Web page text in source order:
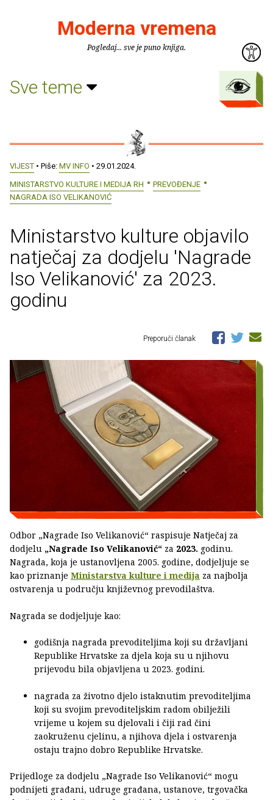
Moderna vremena
Pogledaj... sve je puno knjiga.
Sve teme
VIJEST • Piše: MV INFO • 29.01.2024.
MINISTARSTVO KULTURE I MEDIJA RH
PREVOĐENJE
NAGRADA ISO VELIKANOVIĆ
Ministarstvo kulture objavilo
natječaj za dodjelu 'Nagrade
Iso Velikanović' za 2023.
godinu
Preporuči članak
Odbor „Nagrade Iso Velikanović“ raspisuje Natječaj za
dodjelu „Nagrade Iso Velikanović“ za 2023. godinu.
Nagrada, koja je ustanovljena 2005. godine, dodjeljuje se
kao priznanje Ministarstva kulture i medija za najbolja
ostvarenja u području književnog prevodilaštva.
Nagrada se dodjeljuje kao:
godišnja nagrada prevoditeljima koji su državljani
Republike Hrvatske za djela koja su u njihovu
prijevodu bila objavljena u 2023. godini.
nagrada za životno djelo istaknutim prevoditeljima
koji su svojim prevoditeljskim radom obilježili
vrijeme u kojem su djelovali i čiji rad čini
zaokruženu cjelinu, a njihova djela i ostvarenja
ostaju trajno dobro Republike Hrvatske.
Prijedloge za dodjelu „Nagrade Iso Velikanović“ mogu
podnijeti građani, udruge građana, ustanove, trgovačka